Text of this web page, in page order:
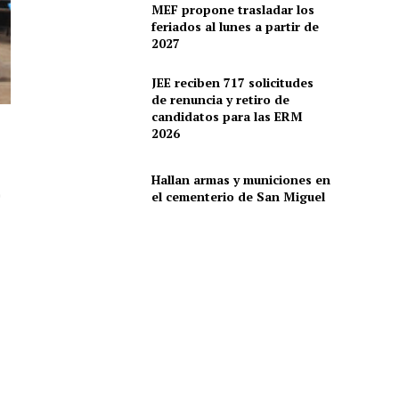
MEF propone trasladar los
feriados al lunes a partir de
2027
JEE reciben 717 solicitudes
de renuncia y retiro de
candidatos para las ERM
2026
Hallan armas y municiones en
el cementerio de San Miguel